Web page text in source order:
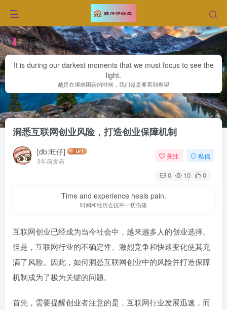
每日金句
It is during our darkest moments that we must focus to see the
light.
越是在艰难困苦的时候，我们越是要看到希望
首页 网赚文章 正文
洞悉互联网创业风险，打造创业保障机制
[db:旺仔]
3年前发布
关注 私信
0 10 0
Time and experience heals pain.
时间和经历会抚平一切伤痛
互联网创业已经成为当今社会中，越来越多人的创业选择。
但是，互联网行业的不确定性、激烈竞争和快速变化使其充
满了风险。因此，如何洞悉互联网创业中的风险并打造保障
机制成为了极为关键的问题。
首先，需要提醒创业者注意的是，互联网行业发展迅速，而